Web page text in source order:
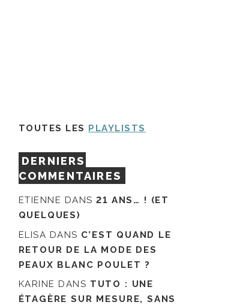
TOUTES LES PLAYLISTS
DERNIERS
COMMENTAIRES
ETIENNE DANS21 ANS… ! (ET
QUELQUES)
ELISA DANS C’EST QUAND LE
RETOUR DE LA MODE DES
PEAUX BLANC POULET ?
KARINE DANS TUTO : UNE
ÉTAGÈRE SUR MESURE, SANS